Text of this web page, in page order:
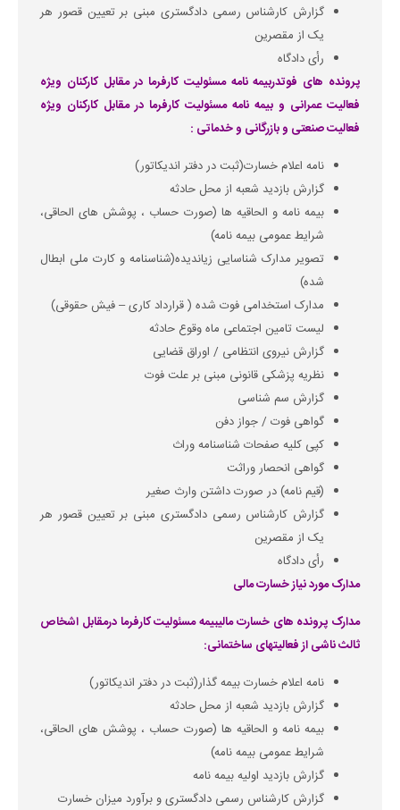
گزارش کارشناس رسمی دادگستری مبنی بر تعیین قصور هر
یک از مقصرین
رأی دادگاه
پرونده های فوتدربیمه نامه مسئولیت کارفرما در مقابل کارکنان ویژه
فعالیت عمرانی و بیمه نامه مسئولیت کارفرما در مقابل کارکنان ویژه
فعالیت صنعتی و بازرگانی و خدماتی :
نامه اعلام خسارت(ثبت در دفتر اندیکاتور)
گزارش بازدید شعبه از محل حادثه
بیمه نامه و الحاقیه ها (صورت حساب ، پوشش های الحاقی،
شرایط عمومی بیمه نامه)
تصویر مدارک شناسایی زیاندیده(شناسنامه و کارت ملی ابطال
شده)
مدارک استخدامی فوت شده ( قرارداد کاری – فیش حقوقی)
لیست تامین اجتماعی ماه وقوع حادثه
گزارش نیروی انتظامی / اوراق قضایی
نظریه پزشکی قانونی مبنی بر علت فوت
گزارش سم شناسی
گواهی فوت / جواز دفن
کپی کلیه صفحات شناسنامه وراث
گواهی انحصار وراثت
(قیم نامه) در صورت داشتن وارث صغیر
گزارش کارشناس رسمی دادگستری مبنی بر تعیین قصور هر
یک از مقصرین
رأی دادگاه
مدارک مورد نیاز خسارت مالی
مدارک پرونده های خسارت مالیبیمه مسئولیت کارفرما درمقابل اشخاص
ثالث ناشی از فعالیتهای ساختمانی:
نامه اعلام خسارت بیمه گذار(ثبت در دفتر اندیکاتور)
گزارش بازدید شعبه از محل حادثه
بیمه نامه و الحاقیه ها (صورت حساب ، پوشش های الحاقی،
شرایط عمومی بیمه نامه)
گزارش بازدید اولیه بیمه نامه
گزارش کارشناس رسمی دادگستری و برآورد میزان خسارت